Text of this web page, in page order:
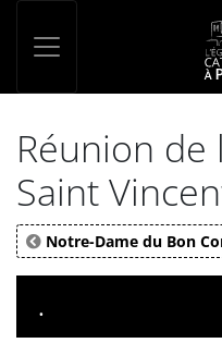
Réunion de
Saint
Notre-Dame du Bon
.
Panneau de gestion des